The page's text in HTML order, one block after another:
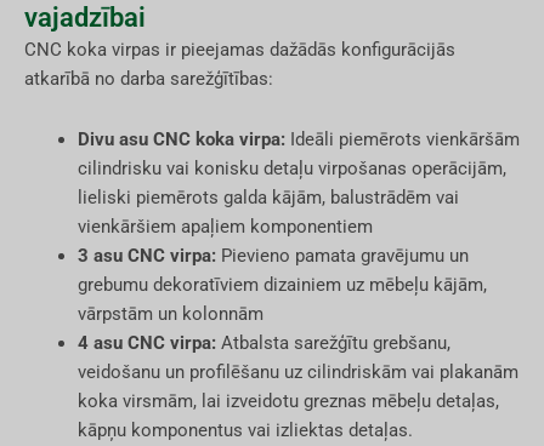
vajadzībai
CNC koka virpas ir pieejamas dažādās konfigurācijās
atkarībā no darba sarežģītības:
Divu asu CNC koka virpa:Ideāli piemērots vienkāršām
cilindrisku vai konisku detaļu virpošanas operācijām,
lieliski piemērots galda kājām, balustrādēm vai
vienkāršiem apaļiem komponentiem
3 asu CNC virpa:Pievieno pamata gravējumu un
grebumu dekoratīviem dizainiem uz mēbeļu kājām,
vārpstām un kolonnām
4 asu CNC virpa:Atbalsta sarežģītu grebšanu,
veidošanu un profilēšanu uz cilindriskām vai plakanām
koka virsmām, lai izveidotu greznas mēbeļu detaļas,
kāpņu komponentus vai izliektas detaļas.